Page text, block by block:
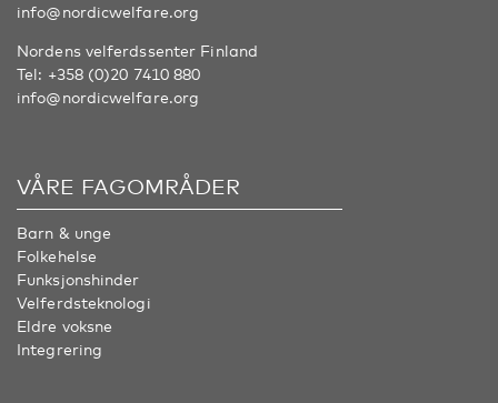
info@nordicwelfare.org
Nordens velferdssenter Finland
Tel: +358 (0)20 7410 880
info@nordicwelfare.org
VÅRE FAGOMRÅDER
Barn & unge
Folkehelse
Funksjonshinder
Velferdsteknologi
Eldre voksne
Integrering